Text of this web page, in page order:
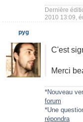
Dernière
2010 13:09,
C'est
Merci
*Nouveau
forum
*Une
répondra
pyg